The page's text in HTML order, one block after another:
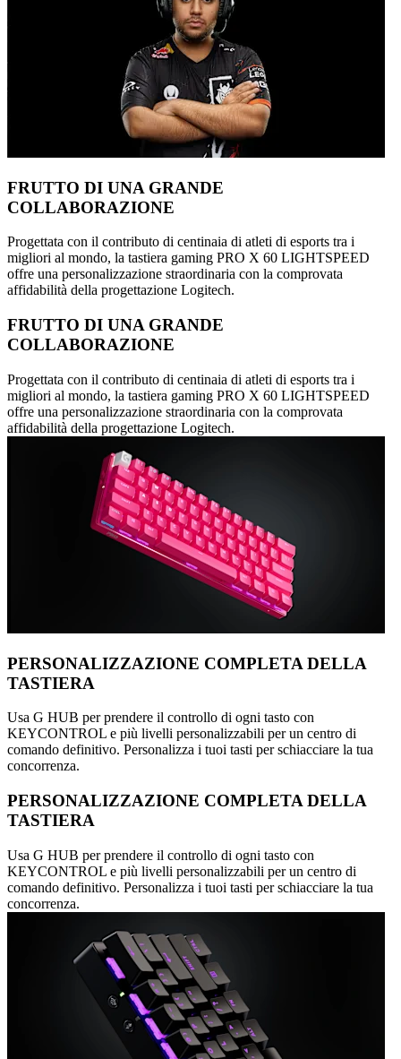
FRUTTO DI UNA GRANDE
COLLABORAZIONE
Progettata con il contributo di centinaia di atleti di esports tra i
migliori al mondo, la tastiera gaming PRO X 60 LIGHTSPEED
offre una personalizzazione straordinaria con la comprovata
affidabilità della progettazione Logitech.
FRUTTO DI UNA GRANDE
COLLABORAZIONE
Progettata con il contributo di centinaia di atleti di esports tra i
migliori al mondo, la tastiera gaming PRO X 60 LIGHTSPEED
offre una personalizzazione straordinaria con la comprovata
affidabilità della progettazione Logitech.
PERSONALIZZAZIONE COMPLETA DELLA
TASTIERA
Usa G HUB per prendere il controllo di ogni tasto con
KEYCONTROL e più livelli personalizzabili per un centro di
comando definitivo. Personalizza i tuoi tasti per schiacciare la tua
concorrenza.
PERSONALIZZAZIONE COMPLETA DELLA
TASTIERA
Usa G HUB per prendere il controllo di ogni tasto con
KEYCONTROL e più livelli personalizzabili per un centro di
comando definitivo. Personalizza i tuoi tasti per schiacciare la tua
concorrenza.